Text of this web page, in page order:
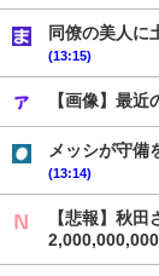
同僚の美人に
(13:15)
【画像】最
メッシが守備
(13:14)
【悲報】秋